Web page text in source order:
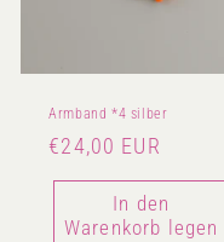
Armband *4 silber
Normaler
Preis
€24,00 EUR
In den
Warenkorb legen